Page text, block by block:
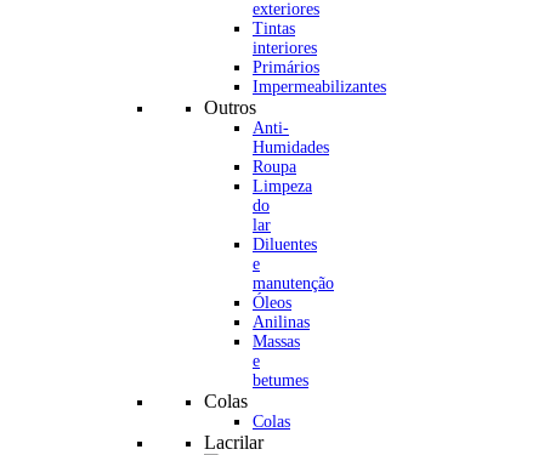
exteriores
Tintas
interiores
Primários
Impermeabilizantes
Outros
Anti-
Humidades
Roupa
Limpeza
do
lar
Diluentes
e
manutenção
Óleos
Anilinas
Massas
e
betumes
Colas
Colas
Lacrilar